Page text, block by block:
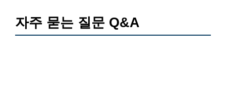
자주 묻는 질문 Q&A